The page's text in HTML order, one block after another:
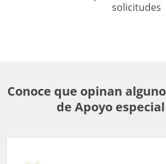
solicitudes
Conoce que opinan
de Apoyo